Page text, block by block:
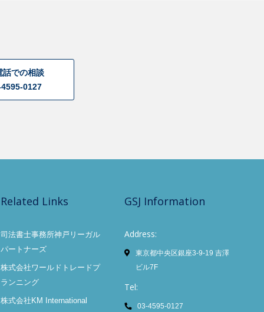
話での相談
0127
Related Links
司法書士事務所神戸リーガル
パートナーズ
株式会社ワールドトレードプ
ランニング
株式会社KM International
GSJ Information
Address:
東京都中央区銀座3-9-19 吉澤
ビル7F
Tel:
03-4595-0127